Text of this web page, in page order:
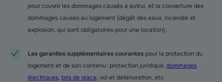
pour couvrir les dommages causés à autrui, et la couverture des
dommages causés au logement (dégât des eaux, incendie et
explosion, qui sont obligatoires pour une location) ;
Les garanties supplémentaires courantes pour la protection du
logement et de son contenu : protection juridique, dommages
électriques, bris de glace, vol et détérioration, etc.